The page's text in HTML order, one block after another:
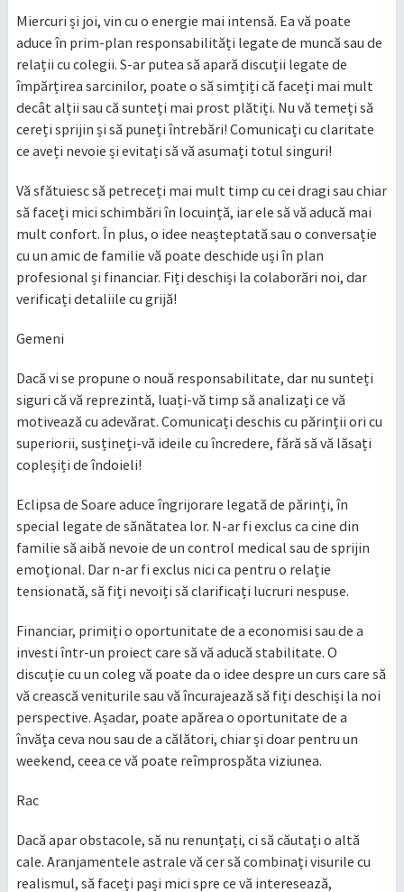
Miercuri și joi, vin cu o energie mai intensă. Ea vă poate
aduce în prim-plan responsabilități legate de muncă sau de
relații cu colegii. S-ar putea să apară discuții legate de
împărțirea sarcinilor, poate o să simțiți că faceți mai mult
decât alții sau că sunteți mai prost plătiți. Nu vă temeți să
cereți sprijin și să puneți întrebări! Comunicați cu claritate
ce aveți nevoie și evitați să vă asumați totul singuri!
Vă sfătuiesc să petreceți mai mult timp cu cei dragi sau chiar
să faceți mici schimbări în locuință, iar ele să vă aducă mai
mult confort. În plus, o idee neașteptată sau o conversație
cu un amic de familie vă poate deschide uși în plan
profesional și financiar. Fiți deschiși la colaborări noi, dar
verificați detaliile cu grijă!
Gemeni
Dacă vi se propune o nouă responsabilitate, dar nu sunteți
siguri că vă reprezintă, luați-vă timp să analizați ce vă
motivează cu adevărat. Comunicați deschis cu părinții ori cu
superiorii, susțineți-vă ideile cu încredere, fără să vă lăsați
copleșiți de îndoieli!
Eclipsa de Soare aduce îngrijorare legată de părinți, în
special legate de sănătatea lor. N-ar fi exclus ca cine din
familie să aibă nevoie de un control medical sau de sprijin
emoțional. Dar n-ar fi exclus nici ca pentru o relație
tensionată, să fiți nevoiți să clarificați lucruri nespuse.
Financiar, primiți o oportunitate de a economisi sau de a
investi într-un proiect care să vă aducă stabilitate. O
discuție cu un coleg vă poate da o idee despre un curs care să
vă crească veniturile sau vă încurajează să fiți deschiși la noi
perspective. Așadar, poate apărea o oportunitate de a
învăța ceva nou sau de a călători, chiar și doar pentru un
weekend, ceea ce vă poate reîmprospăta viziunea.
Rac
Dacă apar obstacole, să nu renunțați, ci să căutați o altă
cale. Aranjamentele astrale vă cer să combinați visurile cu
realismul, să faceți pași mici spre ce vă interesează,